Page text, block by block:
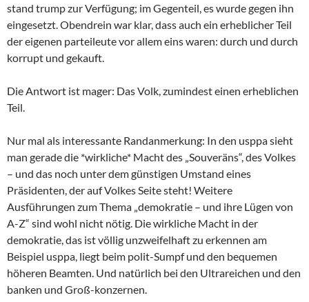
stand trump zur Verfügung; im Gegenteil, es wurde gegen ihn
eingesetzt. Obendrein war klar, dass auch ein erheblicher Teil
der eigenen parteileute vor allem eins waren: durch und durch
korrupt und gekauft.
Die Antwort ist mager: Das Volk, zumindest einen erheblichen
Teil.
Nur mal als interessante Randanmerkung: In den usppa sieht
man gerade die *wirkliche* Macht des „Souveräns“, des Volkes
– und das noch unter dem günstigen Umstand eines
Präsidenten, der auf Volkes Seite steht! Weitere
Ausführungen zum Thema „demokratie – und ihre Lügen von
A-Z“ sind wohl nicht nötig. Die wirkliche Macht in der
demokratie, das ist völlig unzweifelhaft zu erkennen am
Beispiel usppa, liegt beim polit-Sumpf und den bequemen
höheren Beamten. Und natürlich bei den Ultrareichen und den
banken und Groß-konzernen.